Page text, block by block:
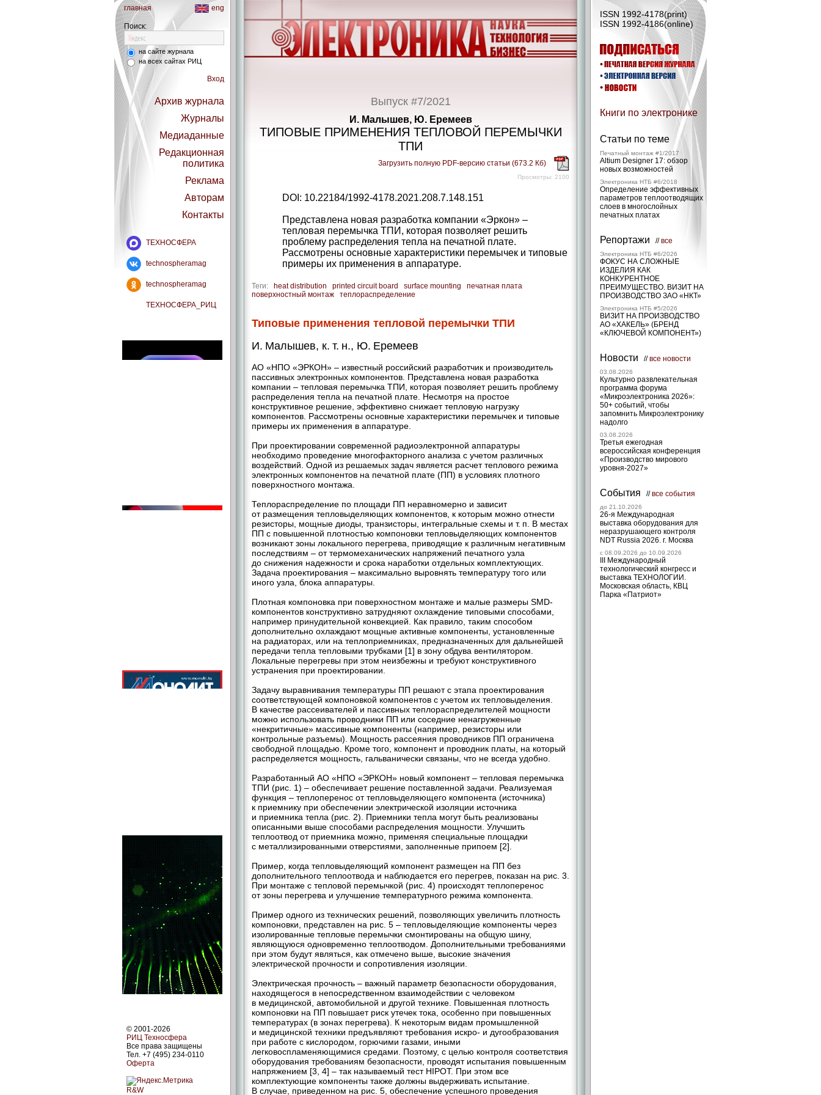
главная eng
Поиск:
на сайте журнала
на всех сайтах РИЦ
Вход
Архив журнала
Журналы
Медиаданные
Редакционная
политика
Реклама
Авторам
Контакты
ТЕХНОСФЕРА
technospheramag
technospheramag
ТЕХНОСФЕРА_РИЦ
© 2001-2026
РИЦ Техносфера
Все права защищены
Тел. +7 (495) 234-0110
Оферта
R&W
ISSN 1992-4178(print)
ISSN 1992-4186(online)
Книги по электронике
Статьи по теме
Печатный монтаж #1/2017
Altium Designer 17: обзор
новых возможностей
Электроника НТБ #6/2018
Определение эффективных
параметров теплоотводящих
слоев в многослойных
печатных платах
Репортажи //все
Электроника НТБ #6/2026
ФОКУС НА СЛОЖНЫЕ
ИЗДЕЛИЯ КАК
КОНКУРЕНТНОЕ
ПРЕИМУЩЕСТВО. ВИЗИТ НА
ПРОИЗВОДСТВО ЗАО «НКТ»
Электроника НТБ #5/2026
ВИЗИТ НА ПРОИЗВОДСТВО
АО «ХАКЕЛЬ» (БРЕНД
«КЛЮЧЕВОЙ КОМПОНЕНТ»)
Новости //все новости
03.08.2026
Культурно развлекательная
программа форума
«Микроэлектроника 2026»:
50+ событий, чтобы
запомнить Микроэлектронику
надолго
03.08.2026
Третья ежегодная
всероссийская конференция
«Производство мирового
уровня-2027»
События //все события
до 21.10.2026
26-я Международная
выставка оборудования для
неразрушающего контроля
NDT Russia 2026. г. Москва
c 08.09.2026 до 10.09.2026
III Международный
технологический конгресс и
выставка ТЕХНОЛОГИИ.
Московская область, КВЦ
Парка «Патриот»
Выпуск #7/2021
И. Малышев, Ю. Еремеев
ТИПОВЫЕ ПРИМЕНЕНИЯ ТЕПЛОВОЙ ПЕРЕМЫЧКИ
ТПИ
Загрузить полную PDF-версию статьи (673.2 Кб)
Просмотры: 2100
DOI: 10.22184/1992-4178.2021.208.7.148.151
Представлена новая разработка компании «Эркон» –
тепловая перемычка ТПИ, которая позволяет решить
проблему распределения тепла на печатной плате.
Рассмотрены основные характеристики перемычек и типовые
примеры их применения в аппаратуре.
Теги: heat distribution printed circuit board surface mounting
печатная плата
поверхностный монтаж
теплораспределение
Типовые применения тепловой перемычки ТПИ
И. Малышев, к. т. н., Ю. Еремеев
АО «НПО «ЭРКОН» – ​известный российский разработчик и производитель
пассивных электронных компонентов. Представлена новая разработка
компании – ​тепловая перемычка ТПИ, которая позволяет решить проблему
распределения тепла на печатной плате. Несмотря на простое
конструктивное решение, эффективно снижает тепловую нагрузку
компонентов. Рассмотрены основные характеристики перемычек и типовые
примеры их применения в аппаратуре.
При проектировании современной радиоэлектронной аппаратуры
необходимо проведение многофакторного анализа с учетом различных
воздействий. Одной из решаемых задач является расчет теплового режима
электронных компонентов на печатной плате (ПП) в условиях плотного
поверхностного монтажа.
Теплораспределение по площади ПП неравномерно и зависит
от размещения тепловыделяющих компонентов, к которым можно отнести
резисторы, мощные диоды, транзисторы, интегральные схемы и т. п. В местах
ПП с повышенной плотностью компоновки тепловыделяющих компонентов
возникают зоны локального перегрева, приводящие к различным негативным
последствиям – ​от термомеханических напряжений печатного узла
до снижения надежности и срока наработки отдельных комплектующих.
Задача проектирования – ​максимально выровнять температуру того или
иного узла, блока аппаратуры.
Плотная компоновка при поверхностном монтаже и малые размеры SMD-
компонентов конструктивно затрудняют охлаждение типовыми способами,
например принудительной конвекцией. Как правило, таким способом
дополнительно охлаждают мощные активные компоненты, установленные
на радиаторах, или на теплоприемниках, предназначенных для дальнейшей
передачи тепла тепловыми трубками [1] в зону обдува вентилятором.
Локальные перегревы при этом неизбежны и требуют конструктивного
устранения при проектировании.
Задачу выравнивания температуры ПП решают с этапа проектирования
соответствующей компоновкой компонентов с учетом их тепловыделения.
В качестве рассеивателей и пассивных теплораспределителей мощности
можно использовать проводники ПП или соседние ненагруженные
«некритичные» массивные компоненты (например, резисторы или
контрольные разъемы). Мощность рассеяния проводников ПП ограничена
свободной площадью. Кроме того, компонент и проводник платы, на который
распределяется мощность, гальванически связаны, что не всегда удобно.
Разработанный АО «НПО «ЭРКОН» новый компонент – ​тепловая перемычка
ТПИ (рис. 1) – ​обеспечивает решение поставленной задачи. Реализуемая
функция – ​теплоперенос от тепловыделяющего компонента (источника)
к приемнику при обеспечении электрической изоляции источника
и приемника тепла (рис. 2). Приемники тепла могут быть реализованы
описанными выше способами распределения мощности. Улучшить
теплоотвод от приемника можно, применяя специальные площадки
с металлизированными отверстиями, заполненные припоем [2].
Пример, когда тепловыделяющий компонент размещен на ПП без
дополнительного теплоотвода и наблюдается его перегрев, показан на рис. 3.
При монтаже с тепловой перемычкой (рис. 4) происходят теплоперенос
от зоны перегрева и улучшение температурного режима компонента.
Пример одного из технических решений, позволяющих увеличить плотность
компоновки, представлен на рис. 5 – ​тепловыделяющие компоненты через
изолированные тепловые перемычки смонтированы на общую шину,
являющуюся одновременно теплоотводом. Дополнительными требованиями
при этом будут являться, как отмечено выше, высокие значения
электрической прочности и сопротивления изоляции.
Электрическая прочность – ​важный параметр безопасности оборудования,
находящегося в непосредственном взаимодействии с человеком
в медицинской, автомобильной и другой технике. Повышенная плотность
компоновки на ПП повышает риск утечек тока, особенно при повышенных
температурах (в зонах перегрева). К некоторым видам промышленной
и медицинской техники предъявляют требования искро- и дугообразования
при работе с кислородом, горючими газами, иными
легковоспламеняющимися средами. Поэтому, с целью контроля соответствия
оборудования требованиям безопасности, проводят испытания повышенным
напряжением [3, 4] – ​так называемый тест HIPOT. При этом все
комплектующие компоненты также должны выдерживать испытание.
В случае, приведенном на рис. 5, обеспечение успешного проведения